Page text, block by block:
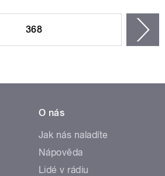
368
O nás
Jak nás naladíte
Nápověda
Lidé v rádiu